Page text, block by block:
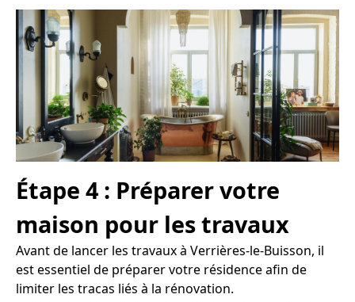
Étape 4 : Préparer votre
maison pour les travaux
Avant de lancer les travaux à Verrières-le-Buisson, il
est essentiel de préparer votre résidence afin de
limiter les tracas liés à la rénovation.